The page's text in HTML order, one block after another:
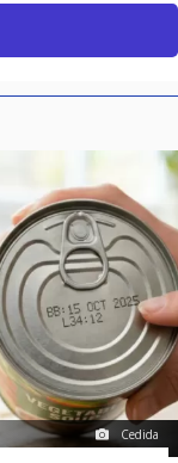
Cedida